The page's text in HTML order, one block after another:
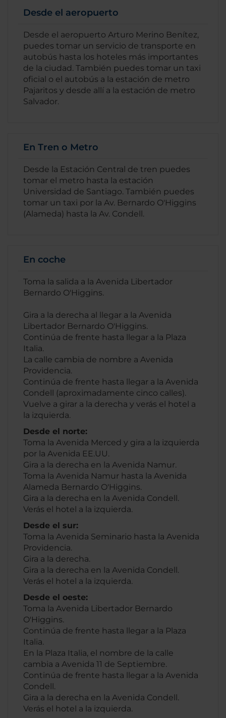
Desde el aeropuerto
Desde el aeropuerto Arturo Merino Benítez,
puedes tomar un servicio de transporte en
autobús hasta los hoteles más importantes
de la ciudad. También puedes tomar un taxi
oficial o el autobús a la estación de metro
Pajaritos y desde allí a la estación de metro
Salvador.
En Tren o Metro
Desde la Estación Central de tren puedes
tomar el metro hasta la estación
Universidad de Santiago. También puedes
tomar un taxi por la Av. Bernardo O'Higgins
(Alameda) hasta la Av. Condell.
En coche
Toma la salida a la Avenida Libertador
Bernardo O'Higgins.
Gira a la derecha al llegar a la Avenida
Libertador Bernardo O'Higgins.
Continúa de frente hasta llegar a la Plaza
Italia.
La calle cambia de nombre a Avenida
Providencia.
Continúa de frente hasta llegar a la Avenida
Condell (aproximadamente cinco calles).
Vuelve a girar a la derecha y verás el hotel a
la izquierda.
Desde el norte:
Toma la Avenida Merced y gira a la izquierda
por la Avenida EE.UU.
Gira a la derecha en la Avenida Namur.
Toma la Avenida Namur hasta la Avenida
Alameda Bernardo O'Higgins.
Gira a la derecha en la Avenida Condell.
Verás el hotel a la izquierda.
Desde el sur:
Toma la Avenida Seminario hasta la Avenida
Providencia.
Gira a la derecha.
Gira a la derecha en la Avenida Condell.
Verás el hotel a la izquierda.
Desde el oeste:
Toma la Avenida Libertador Bernardo
O'Higgins.
Continúa de frente hasta llegar a la Plaza
Italia.
En la Plaza Italia, el nombre de la calle
cambia a Avenida 11 de Septiembre.
Continúa de frente hasta llegar a la Avenida
Condell.
Gira a la derecha en la Avenida Condell.
Verás el hotel a la izquierda.